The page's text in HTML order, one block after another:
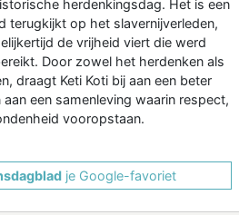
herdenkingsdag. Het is een
terugkijkt op het slavernijverleden,
de vrijheid viert die werd
Door zowel het herdenken als
draagt Keti Koti bij aan een beter
een samenleving waarin respect,
vooropstaan.
je Google-favoriet